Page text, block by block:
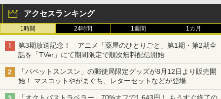
3
GRANBLUE FANTASY: Relink - Endles
s Ragnarok PS5版
￥5,890
薄銀繊維・4個セット
￥528
【中古】リディー&スールのアトリエ ~
不思議な絵画の錬金術士~ (初回封入特典
(マリー&エリーなりきりコスチュームDL
C) 同梱)
￥1,771
3
劇場版 名探偵コナン ベイカー街(ストリ
ート)の亡霊/アニメーション[Blu-ray]
【返品種別A】
￥2,838
アクセスランキング
1時間 24時間 1週間 1カ月
第3期放送記念！ アニメ「薬屋のひとりごと」第1期・第2期全
話を「TVer」にて期間限定で順次無料配信開始
「パペットスンスン」の郵便局限定グッズが8月12日より販売開
始！ マスコットやがまぐち、レターセットなどが登場